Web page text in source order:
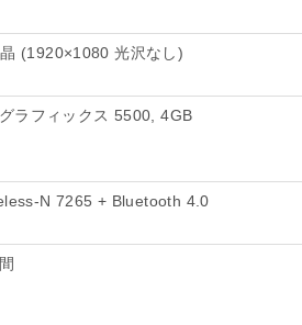
(1920×1080 光沢なし)
ラフィックス 5500, 4GB
N 7265 + Bluetooth 4.0